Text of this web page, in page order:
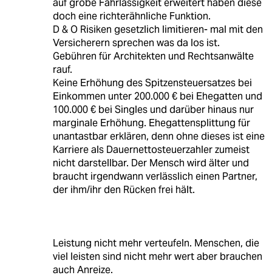
auf grobe Fahrlässigkeit erweitert haben diese
doch eine richterähnliche Funktion.
D & O Risiken gesetzlich limitieren- mal mit den
Versicherern sprechen was da los ist.
Gebühren für Architekten und Rechtsanwälte
rauf.
Keine Erhöhung des Spitzensteuersatzes bei
Einkommen unter 200.000 € bei Ehegatten und
100.000 € bei Singles und darüber hinaus nur
marginale Erhöhung. Ehegattensplittung für
unantastbar erklären, denn ohne dieses ist eine
Karriere als Dauernettosteuerzahler zumeist
nicht darstellbar. Der Mensch wird älter und
braucht irgendwann verlässlich einen Partner,
der ihm/ihr den Rücken frei hält.
Leistung nicht mehr verteufeln. Menschen, die
viel leisten sind nicht mehr wert aber brauchen
auch Anreize.